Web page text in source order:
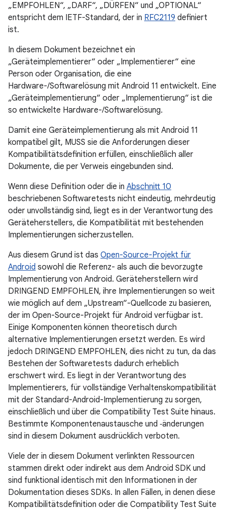
„EMPFOHLEN“, „DARF“, „DÜRFEN“ und „OPTIONAL“
entspricht dem IETF-Standard, der in RFC2119 definiert
ist.
In diesem Dokument bezeichnet ein
„Geräteimplementierer“ oder „Implementierer“ eine
Person oder Organisation, die eine
Hardware-/Softwarelösung mit Android 11 entwickelt. Eine
„Geräteimplementierung“ oder „Implementierung“ ist die
so entwickelte Hardware-/Softwarelösung.
Damit eine Geräteimplementierung als mit Android 11
kompatibel gilt, MUSS sie die Anforderungen dieser
Kompatibilitätsdefinition erfüllen, einschließlich aller
Dokumente, die per Verweis eingebunden sind.
Wenn diese Definition oder die in Abschnitt 10
beschriebenen Softwaretests nicht eindeutig, mehrdeutig
oder unvollständig sind, liegt es in der Verantwortung des
Geräteherstellers, die Kompatibilität mit bestehenden
Implementierungen sicherzustellen.
Aus diesem Grund ist das Open-Source-Projekt für
Android sowohl die Referenz- als auch die bevorzugte
Implementierung von Android. Geräteherstellern wird
DRINGEND EMPFOHLEN, ihre Implementierungen so weit
wie möglich auf dem „Upstream“-Quellcode zu basieren,
der im Open-Source-Projekt für Android verfügbar ist.
Einige Komponenten können theoretisch durch
alternative Implementierungen ersetzt werden. Es wird
jedoch DRINGEND EMPFOHLEN, dies nicht zu tun, da das
Bestehen der Softwaretests dadurch erheblich
erschwert wird. Es liegt in der Verantwortung des
Implementierers, für vollständige Verhaltenskompatibilität
mit der Standard-Android-Implementierung zu sorgen,
einschließlich und über die Compatibility Test Suite hinaus.
Bestimmte Komponentenaustausche und ‑änderungen
sind in diesem Dokument ausdrücklich verboten.
Viele der in diesem Dokument verlinkten Ressourcen
stammen direkt oder indirekt aus dem Android SDK und
sind funktional identisch mit den Informationen in der
Dokumentation dieses SDKs. In allen Fällen, in denen diese
Kompatibilitätsdefinition oder die Compatibility Test Suite